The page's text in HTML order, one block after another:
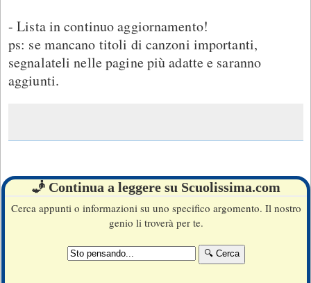
- Lista in continuo aggiornamento!
ps: se mancano titoli di canzoni importanti,
segnalateli nelle pagine più adatte e saranno
aggiunti.
🧞 Continua a leggere su Scuolissima.com
Cerca appunti o informazioni su uno specifico argomento. Il nostro
genio li troverà per te.